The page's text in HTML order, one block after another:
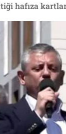
hafıza